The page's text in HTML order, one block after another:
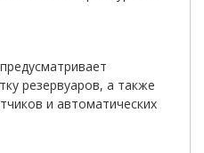
резервуаров, а также
и автоматических